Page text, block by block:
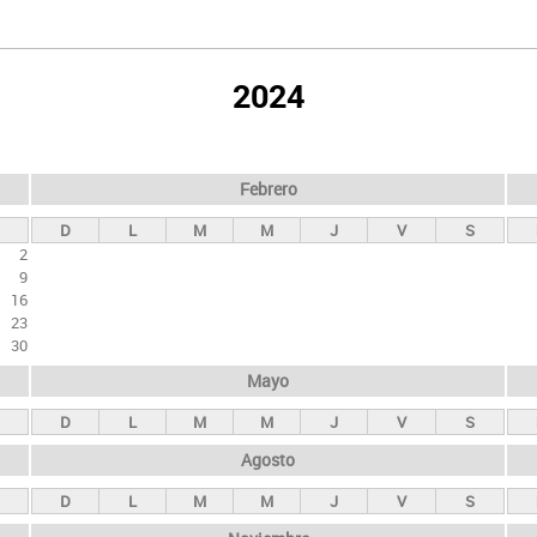
2024
2
9
16
23
30
Febrero
D L M M J V S
Mayo
D L M M J V S
Agosto
D L M M J V S